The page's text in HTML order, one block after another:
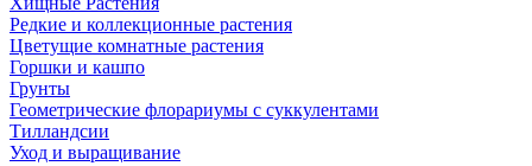
Редкие и коллекционные растения
Цветущие комнатные растения
Горшки и кашпо
Грунты
Геометрические флорариумы с суккулентами
Тилландсии
Уход и выращивание